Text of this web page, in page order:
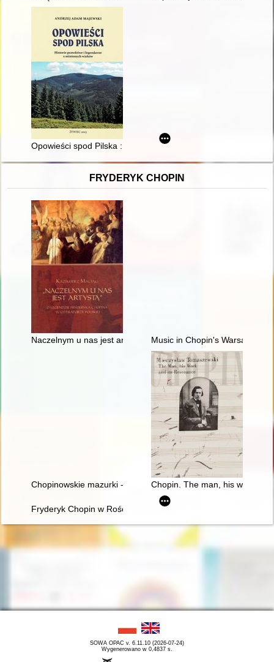
Opowieści spod Pilska : historie prawdziwe i legendarne z
FRYDERYK CHOPIN
Naczelnym u nas jest artystą". O legendzie Fryderyka
Music in Chopin's Warsaw
Chopinowskie mazurki - czyli folklor a pojęcie muzyki
Chopin. The man, his work
Fryderyk Chopin w Rościszewie
SOWA OPAC v. 6.11.10 (2026-07-24)
Wygenerowano w 0,4837 s.